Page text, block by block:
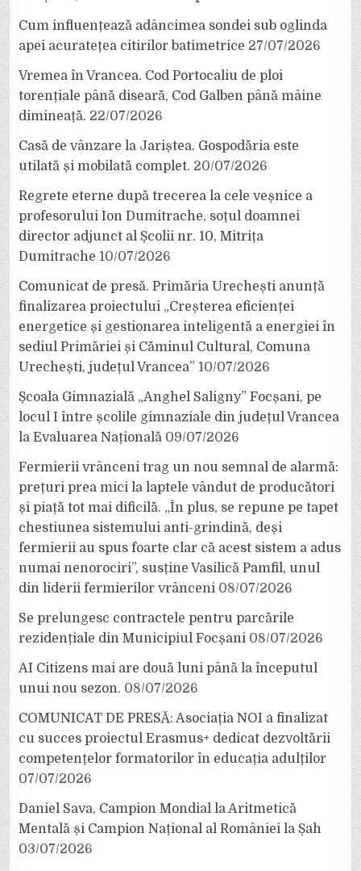
Cum influențează adâncimea sondei sub oglinda
apei acuratețea citirilor batimetrice 27/07/2026
Vremea în Vrancea. Cod Portocaliu de ploi
torențiale până diseară, Cod Galben până mâine
dimineață. 22/07/2026
Casă de vânzare la Jariștea. Gospodăria este
utilată și mobilată complet. 20/07/2026
Regrete eterne după trecerea la cele veșnice a
profesorului Ion Dumitrache, soțul doamnei
director adjunct al Școlii nr. 10, Mitrița
Dumitrache 10/07/2026
Comunicat de presă. Primăria Urechești anunță
finalizarea proiectului „Creșterea eficienței
energetice și gestionarea inteligentă a energiei în
sediul Primăriei și Căminul Cultural, Comuna
Urechești, județul Vrancea” 10/07/2026
Școala Gimnazială „Anghel Saligny” Focșani, pe
locul I între școlile gimnaziale din județul Vrancea
la Evaluarea Națională 09/07/2026
Fermierii vrânceni trag un nou semnal de alarmă:
prețuri prea mici la laptele vândut de producători
și piață tot mai dificilă. „În plus, se repune pe tapet
chestiunea sistemului anti-grindină, deși
fermierii au spus foarte clar că acest sistem a adus
numai nenorociri”, susține Vasilică Pamfil, unul
din liderii fermierilor vrânceni 08/07/2026
Se prelungesc contractele pentru parcările
rezidențiale din Municipiul Focșani 08/07/2026
AI Citizens mai are două luni până la începutul
unui nou sezon. 08/07/2026
COMUNICAT DE PRESĂ: Asociația NOI a finalizat
cu succes proiectul Erasmus+ dedicat dezvoltării
competențelor formatorilor în educația adulților
07/07/2026
Daniel Sava, Campion Mondial la Aritmetică
Mentală și Campion Național al României la Șah
03/07/2026